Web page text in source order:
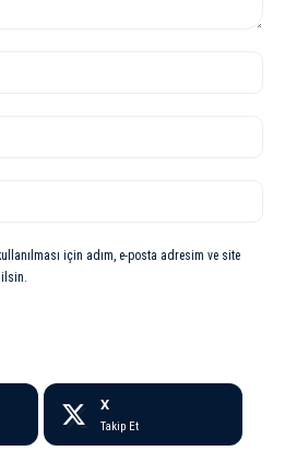
için adım, e-posta adresim ve site
X
Takip Et